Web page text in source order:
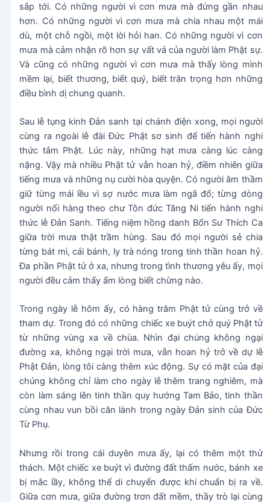
sắp tới. Có những người vì cơn mưa mà đứng gần nhau
hơn. Có những người vì cơn mưa mà chia nhau một mái
dù, một chỗ ngồi, một lời hỏi han. Có những người vì cơn
mưa mà cảm nhận rõ hơn sự vất vả của người làm Phật sự.
Và cũng có những người vì cơn mưa mà thấy lòng mình
mềm lại, biết thương, biết quý, biết trân trọng hơn những
điều bình dị chung quanh.
Sau lễ tụng kinh Đản sanh tại chánh điện xong, mọi người
cùng ra ngoài lễ đài Đức Phật sơ sinh để tiến hành nghi
thức tắm Phật. Lúc này, những hạt mưa càng lúc càng
nặng. Vậy mà nhiều Phật tử vẫn hoan hỷ, điềm nhiên giữa
tiếng mưa và những nụ cười hòa quyện. Có người âm thầm
giữ từng mái lều vì sợ nước mưa làm ngã đổ; từng dòng
người nối hàng theo chư Tôn đức Tăng Ni tiến hành nghi
thức lễ Đản Sanh. Tiếng niệm hồng danh Bổn Sư Thích Ca
giữa trời mưa thật trầm hùng. Sau đó mọi người sẻ chia
từng bát mì, cái bánh, ly trà nóng trong tinh thần hoan hỷ.
Đa phần Phật tử ở xa, nhưng trong tình thương yêu ấy, mọi
người đều cảm thấy ấm lòng biết chừng nào.
Trong ngày lễ hôm ấy, có hàng trăm Phật tử cùng trở về
tham dự. Trong đó có những chiếc xe buýt chở quý Phật tử
từ những vùng xa về chùa. Nhìn đại chúng không ngại
đường xa, không ngại trời mưa, vẫn hoan hỷ trở về dự lễ
Phật Đản, lòng tôi càng thêm xúc động. Sự có mặt của đại
chúng không chỉ làm cho ngày lễ thêm trang nghiêm, mà
còn làm sáng lên tinh thần quy hướng Tam Bảo, tinh thần
cùng nhau vun bồi căn lành trong ngày Đản sinh của Đức
Từ Phụ.
Nhưng rồi trong cái duyên mưa ấy, lại có thêm một thử
thách. Một chiếc xe buýt vì đường đất thấm nước, bánh xe
bị mắc lầy, không thể di chuyển được khi chuẩn bị ra về.
Giữa cơn mưa, giữa đường trơn đất mềm, thầy trò lại cùng